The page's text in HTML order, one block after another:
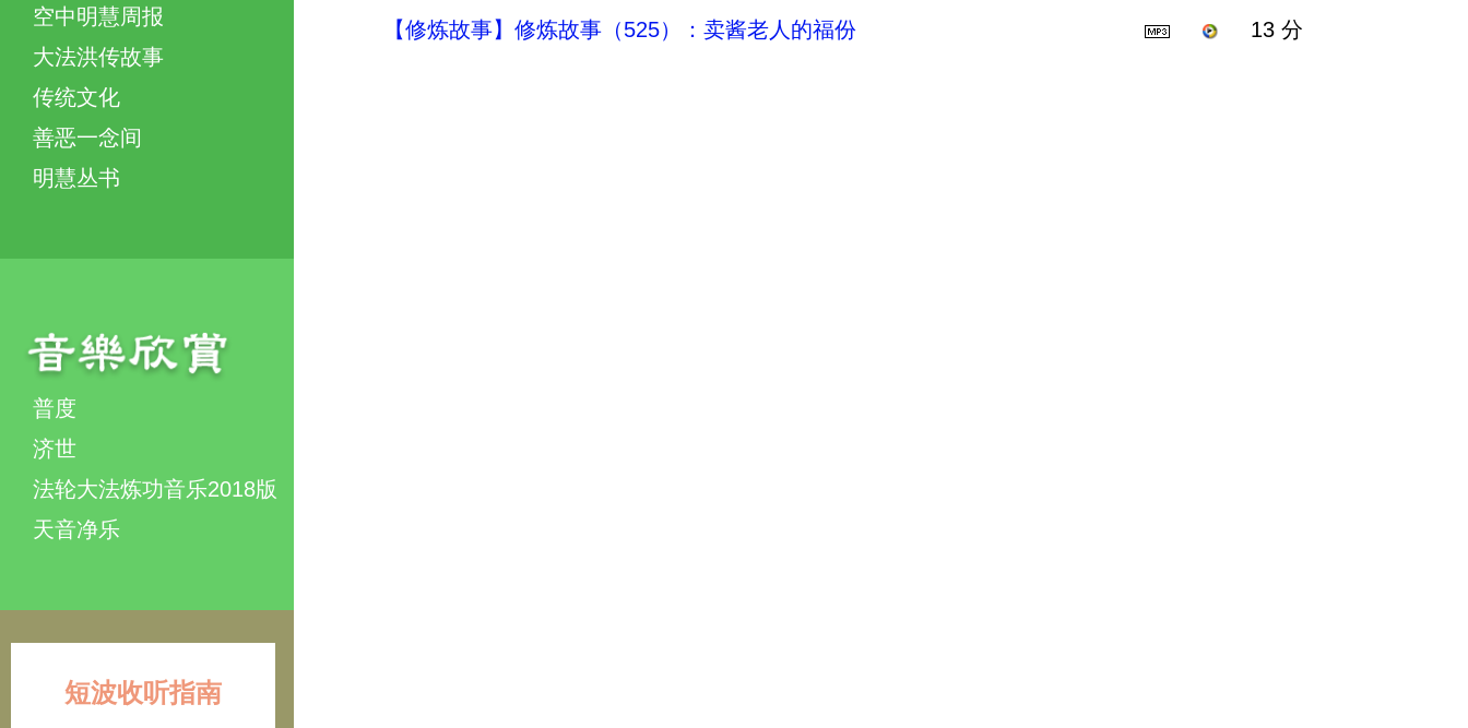
空中明慧周报
大法洪传故事
传统文化
善恶一念间
明慧丛书
普度
济世
法轮大法炼功音乐2018版
天音净乐
短波收听指南
【修炼故事】修炼故事（525）：卖酱老人的福份
13 分